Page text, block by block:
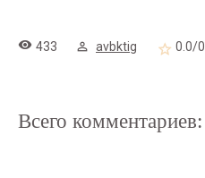
433 avbktig 0.0/0
Всего комментариев: